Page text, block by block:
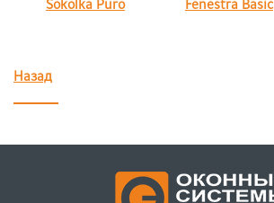
Sokolka Puro Fenestra Basic
Назад